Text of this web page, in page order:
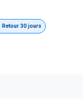
Retour 30 jours